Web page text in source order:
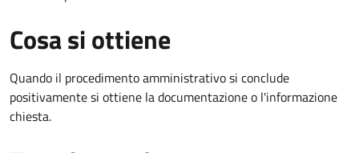
Cosa si ottiene
Quando il procedimento amministrativo si conclude
positivamente si ottiene la documentazione o l'informazione
chiesta.